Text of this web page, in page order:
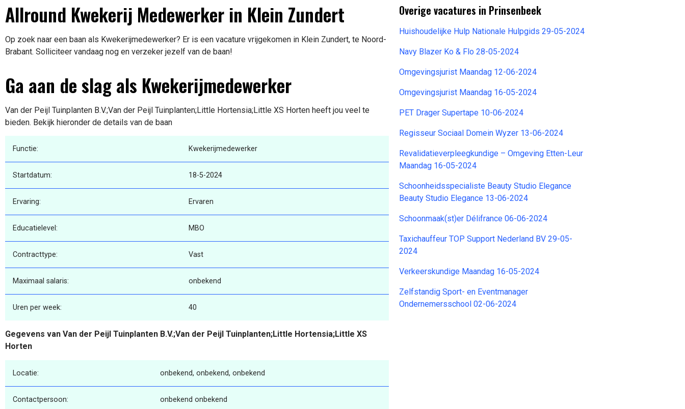
Allround Kwekerij Medewerker in Klein Zundert
Op zoek naar een baan als Kwekerijmedewerker? Er is een vacature vrijgekomen in Klein Zundert, te Noord-
Brabant. Solliciteer vandaag nog en verzeker jezelf van de baan!
Ga aan de slag als Kwekerijmedewerker
Van der Peijl Tuinplanten B.V.;Van der Peijl Tuinplanten;Little Hortensia;Little XS Horten heeft jou veel te
bieden. Bekijk hieronder de details van de baan
Functie: Kwekerijmedewerker
Startdatum: 18-5-2024
Ervaring: Ervaren
Educatielevel: MBO
Contracttype: Vast
Maximaal salaris: onbekend
Uren per week: 40
Gegevens van Van der Peijl Tuinplanten B.V.;Van der Peijl Tuinplanten;Little Hortensia;Little XS
Horten
Locatie: onbekend, onbekend, onbekend
Contactpersoon: onbekend onbekend
Overige vacatures in Prinsenbeek
Huishoudelijke Hulp Nationale Hulpgids 29-05-2024
Navy Blazer Ko & Flo 28-05-2024
Omgevingsjurist Maandag 12-06-2024
Omgevingsjurist Maandag 16-05-2024
PET Drager Supertape 10-06-2024
Regisseur Sociaal Domein Wyzer 13-06-2024
Revalidatieverpleegkundige – Omgeving Etten-Leur
Maandag 16-05-2024
Schoonheidsspecialiste Beauty Studio Elegance
Beauty Studio Elegance 13-06-2024
Schoonmaak(st)er Délifrance 06-06-2024
Taxichauffeur TOP Support Nederland BV 29-05-
2024
Verkeerskundige Maandag 16-05-2024
Zelfstandig Sport- en Eventmanager
Ondernemersschool 02-06-2024